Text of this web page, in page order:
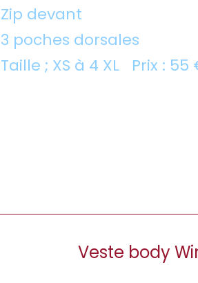
Zip devant
3 poches dorsales
Taille ; XS à 4 XL Prix : 55
Veste body